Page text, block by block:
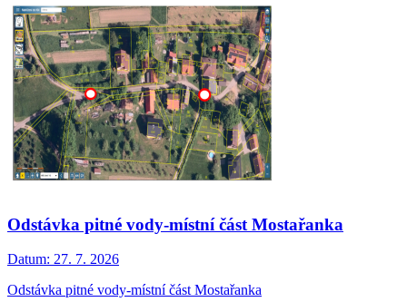
Odstávka pitné vody-místní část Mostařanka
Datum: 27. 7. 2026
Odstávka pitné vody-místní část Mostařanka